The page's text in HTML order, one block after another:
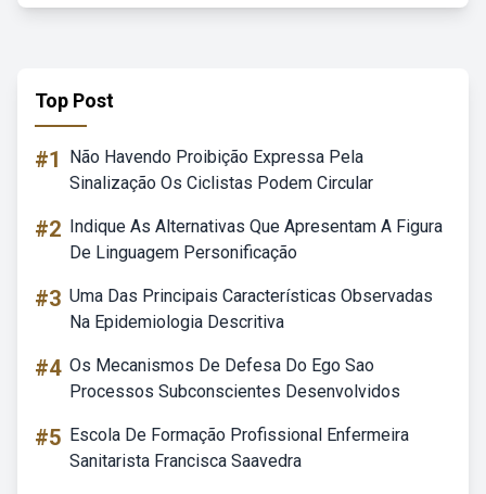
Top Post
#1
Não Havendo Proibição Expressa Pela
Sinalização Os Ciclistas Podem Circular
#2 Indique As Alternativas Que Apresentam A Figura
De Linguagem Personificação
#3 Uma Das Principais Características Observadas
Na Epidemiologia Descritiva
#4 Os Mecanismos De Defesa Do Ego Sao
Processos Subconscientes Desenvolvidos
#5 Escola De Formação Profissional Enfermeira
Sanitarista Francisca Saavedra